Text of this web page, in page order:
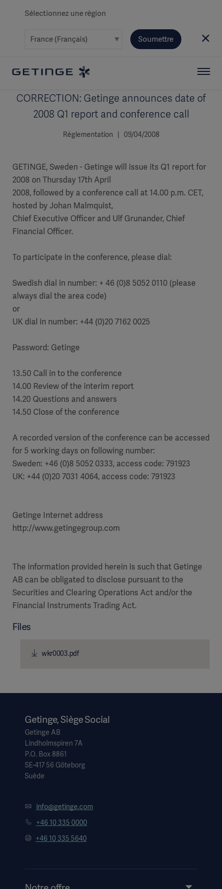
Sélectionnez une région
Soumettre
CORRECTION: Getinge announces date of
2008 Q1 report and conference call
Réglementation | 09/04/2008
GETINGE, Sweden - Getinge will issue its Q1 report for
2008 on Thursday 17th April
2008, followed by a conference call at 14.00 p.m. CET,
hosted by Johan Malmquist,
Chief Executive Officer and Ulf Grunander, Chief
Financial Officer.
To participate in the conference, please dial:
Swedish dial in number: + 46 (0)8 5052 0110 (please
always dial the area code)
or
UK dial in number: +44 (0)20 7162 0025
Password: Getinge
13.50 Call in to the conference
14.00 Review of the interim report
14.20 Questions and answers
14.50 Close of the conference
A recorded version of the conference can be accessed
for 5 working days on following number:
Sweden: +46 (0)8 5052 0333, access code: 791923
UK: +44 (0)20 7031 4064, access code: 791923
Getinge Internet address
http://www.getingegroup.com
The information provided herein is such that Getinge
AB can be obligated to disclose pursuant to the
Securities and Clearing Operations Act and/or the
Financial Instruments Trading Act.
Files
wkr0003.pdf
Getinge, Siège Social
Getinge AB
Lindholmspiren 7A
P.O. Box 8861
SE-417 56 Göteborg
Suède
info@getinge.com
+46 10 335 0000
+46 10 335 5640